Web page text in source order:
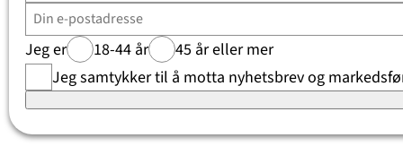
Jeg er 18-44 år
45 år eller mer
Jeg samtykker til å motta nyhetsbrev og